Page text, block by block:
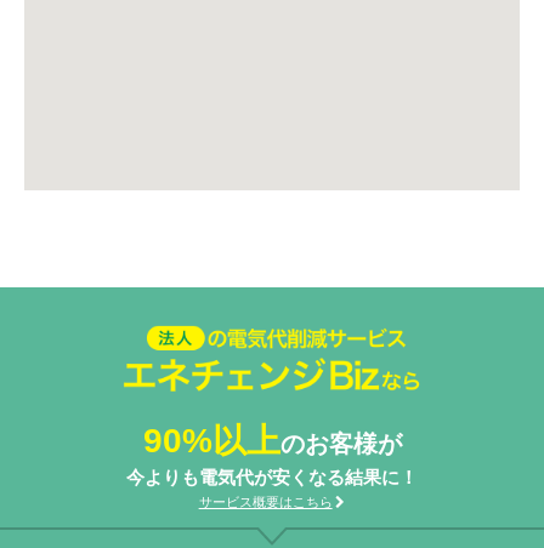
法人の電気代削減サービスエネ
チェンジ Biz
90%以上のお客様が
今よりも電気代が安くなる結果に！
サービス概要はこちら